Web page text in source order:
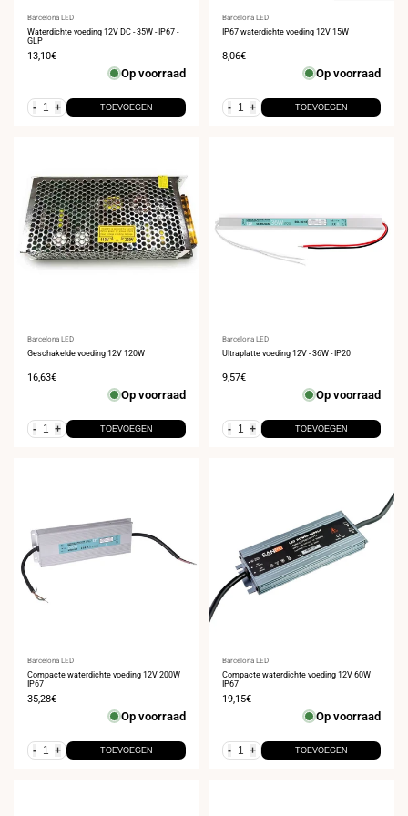
Leverancier:
Barcelona LED
Waterdichte voeding 12V DC - 35W - IP67 -
GLP
Verkoopprijs
13,10€
Op voorraad
- + TOEVOEGEN
Leverancier:
Barcelona LED
IP67 waterdichte voeding 12V 15W
Verkoopprijs
8,06€
Op voorraad
- + TOEVOEGEN
Leverancier:
Barcelona LED
Geschakelde voeding 12V 120W
Verkoopprijs
16,63€
Op voorraad
- + TOEVOEGEN
Leverancier:
Barcelona LED
Ultraplatte voeding 12V - 36W - IP20
Verkoopprijs
9,57€
Op voorraad
- + TOEVOEGEN
Leverancier:
Barcelona LED
Compacte waterdichte voeding 12V 200W
IP67
Verkoopprijs
35,28€
Op voorraad
- + TOEVOEGEN
Leverancier:
Barcelona LED
Compacte waterdichte voeding 12V 60W
IP67
Verkoopprijs
19,15€
Op voorraad
- + TOEVOEGEN